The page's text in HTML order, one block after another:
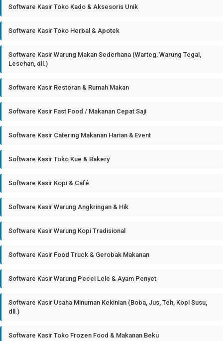
Software Kasir Toko Kado & Aksesoris Unik
Software Kasir Toko Herbal & Apotek
Software Kasir Warung Makan Sederhana (Warteg, Warung Tegal,
Lesehan, dll.)
Software Kasir Restoran & Rumah Makan
Software Kasir Fast Food / Makanan Cepat Saji
Software Kasir Catering Makanan Harian & Event
Software Kasir Toko Kue & Bakery
Software Kasir Kopi & Café
Software Kasir Warung Angkringan & Hik
Software Kasir Warung Kopi Tradisional
Software Kasir Food Truck & Gerobak Makanan
Software Kasir Warung Pecel Lele & Ayam Penyet
Software Kasir Usaha Minuman Kekinian (Boba, Jus, Teh, Kopi Susu,
dll.)
Software Kasir Toko Frozen Food & Makanan Beku